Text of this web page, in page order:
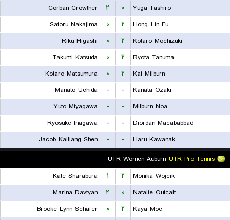
Yuga Tashiro
۰ ۲
Corban Crowther
Hong-Lin Fu
۲ ۰
Satoru Nakajima
Kotaro Mochizuki
۲ ۰
Riku Higashi
Ryota Tanuma
۲ ۰
Takumi Katsuda
Kai Milburn
۲ ۰
Kotaro Matsumura
Kanata Ozaki
-
-
Manato Uchida
Milburn Noa
-
-
Yuto Miyagawa
Diordan Macababbad
-
-
Ryosuke Inagawa
Haru Kawanak
-
-
Jacob Kailiang Shen
UTR Pro Tennis
UTR Women Auburn
Monika Wojcik
۲ ۱
Kate Sharabura
Natalie Outcalt
۰ ۲
Marina Davtyan
Kaya Moe
۲ ۰
Brooke Lynn Schafer